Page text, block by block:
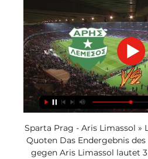
Sparta Prag - Aris Limassol »
Quoten Das Endergebnis
gegen Aris Limassol lautet